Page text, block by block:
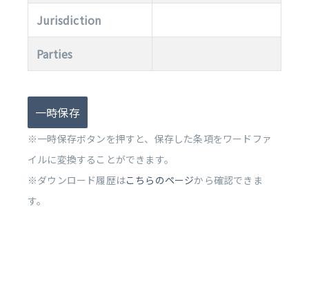
Jurisdiction
Parties
一時保存
※一時保存ボタンを押すと、保存した条項をワードファ
イルに変換することができます。
※ダウンロード履歴はこちらのページから確認できま
す。